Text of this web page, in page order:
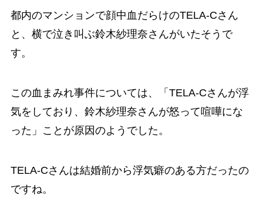
都内のマンションで顔中血だらけのTELA-Cさん
と、横で泣き叫ぶ鈴木紗理奈さんがいたそうで
す。
この血まみれ事件については、「TELA-Cさんが浮
気をしており、鈴木紗理奈さんが怒って喧嘩にな
った」ことが原因のようでした。
TELA-Cさんは結婚前から浮気癖のある方だったの
ですね。